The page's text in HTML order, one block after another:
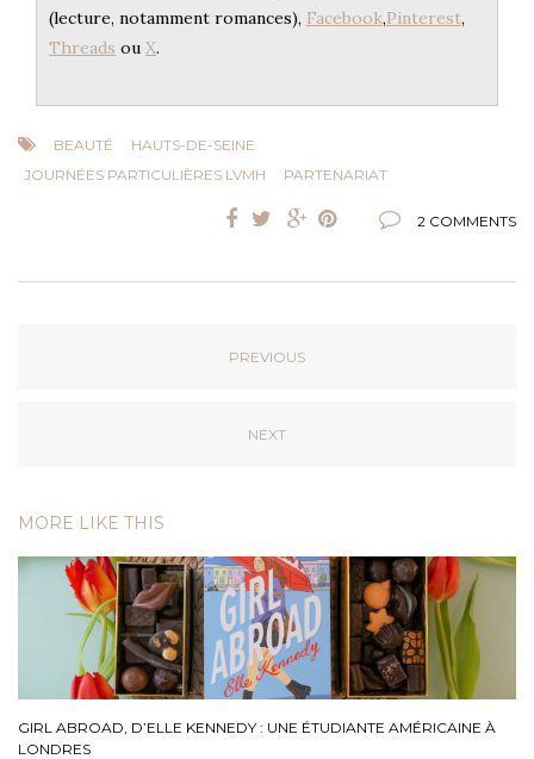
(lecture, notamment romances), Facebook,Pinterest,
Threads ou X.
BEAUTÉ
HAUTS-DE-SEINE
JOURNÉES PARTICULIÈRES LVMH
PARTENARIAT
2 COMMENTS
PREVIOUS
NEXT
MORE LIKE THIS
GIRL ABROAD, D’ELLE KENNEDY : UNE ÉTUDIANTE AMÉRICAINE À
LONDRES